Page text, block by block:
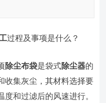
过程及事项是什么？
除尘布袋是袋式除尘器的
收集灰尘，其材料选择要
和过滤后的风速进行。